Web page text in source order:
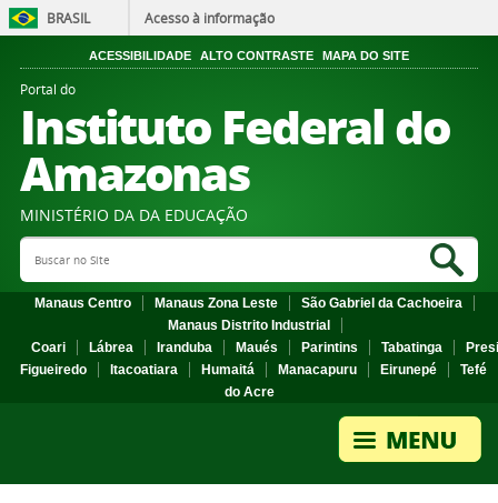
BRASIL Acesso à informação
ACESSIBILIDADE ALTO CONTRASTE MAPA DO SITE
Portal do
Instituto Federal do
Amazonas
MINISTÉRIO DA DA EDUCAÇÃO
Search Site
Manaus Centro Manaus Zona Leste
São Gabriel da Cachoeira
Manaus Distrito Industrial
Coari
Lábrea Iranduba Maués Parintins Tabatinga
Figueiredo
Itacoatiara Humaitá Manacapuru Eirunepé
Tefé
do Acre